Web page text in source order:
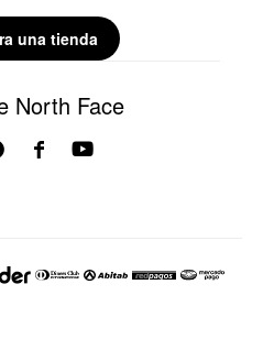
una tienda
North Face
 